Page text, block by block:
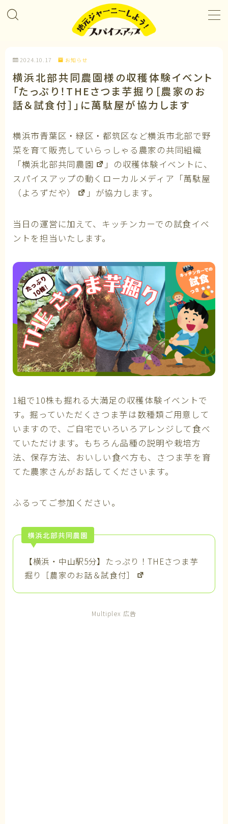
プロジェクト＆カレンダー
コラボレーション
メンバーになる
私たちについて
2024.10.17 お知らせ
横浜北部共同農園様の収穫体験イベント
「たっぷり！THEさつま芋掘り［農家のお
話＆試食付］」に萬駄屋が協力します
横浜市青葉区・緑区・都筑区など横浜市北部で野
菜を育て販売していらっしゃる農家の共同組織
「横浜北部共同農園
」の収穫体験イベントに、
スパイスアップの動くローカルメディア「萬駄屋
（よろずだや）
」が協力します。
当日の運営に加えて、キッチンカーでの試食イベ
ントを担当いたします。
1組で10株も掘れる大満足の収穫体験イベントで
す。掘っていただくさつま芋は数種類ご用意して
いますので、ご自宅でいろいろアレンジして食べ
ていただけます。もちろん品種の説明や栽培方
法、保存方法、おいしい食べ方も、さつま芋を育
てた農家さんがお話してくださいます。
ふるってご参加ください。
横浜北部共同農園
【横浜・中山駅5分】たっぷり！THEさつま芋
掘り［農家のお話＆試食付］
Multiplex 広告